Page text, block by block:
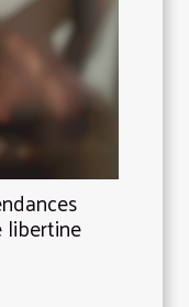
libertine